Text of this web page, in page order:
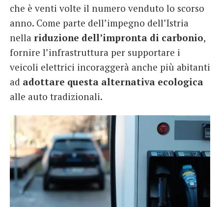
che è venti volte il numero venduto lo scorso
anno. Come parte dell’impegno dell’Istria
nella riduzione dell’impronta di carbonio,
fornire l’infrastruttura per supportare i
veicoli elettrici incoraggerà anche più abitanti
ad adottare questa alternativa ecologica
alle auto tradizionali.